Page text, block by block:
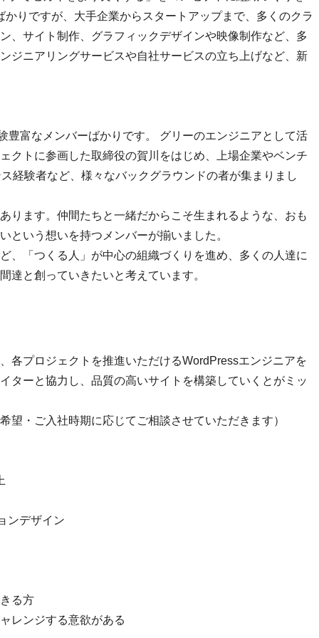
りですが、大手企業からスタートアップまで、多くのクラ
、サイト制作、グラフィックデザインや映像制作など、多
ジニアリングサービスや自社サービスの立ち上げなど、新
豊富なメンバーばかりです。 グリーのエンジニアとして活
クトに参画した取締役の賀川をはじめ、上場企業やベンチ
経験者など、様々なバックグラウンドの者が集まりまし
ります。仲間たちと一緒だからこそ生まれるような、おも
という想いを持つメンバーが揃いました。
、「つくる人」が中心の組織づくりを進め、多くの人達に
達と創っていきたいと考えています。
各プロジェクトを推進いただけるWordPressエンジニアを
ターと協力し、品質の高いサイトを構築していくとがミッ
望・ご入社時期に応じてご相談させていただきます）
ンデザイン
る方
レンジする意欲がある